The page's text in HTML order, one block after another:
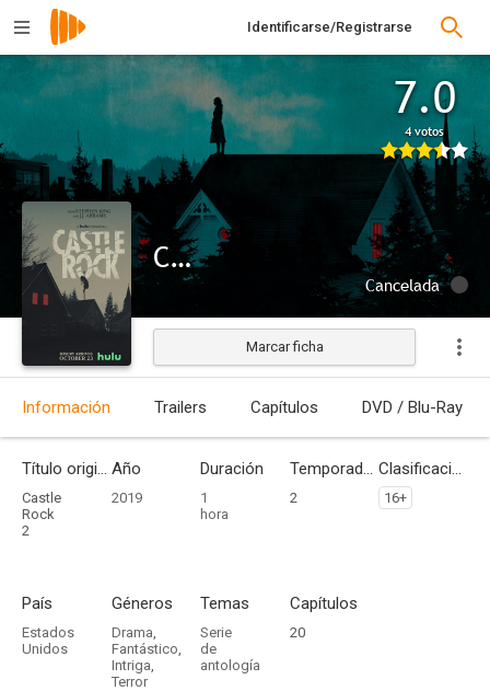
Identificarse/Registrarse
7.0
4 votos
Castle Rock 2
Cancelada
Marcar ficha
Información Trailers Capítulos DVD / Blu-Ray
Título original
Castle
Rock
2
Año
2019
Duración
1
hora
Temporadas
2
Clasificación por edades
16+
País
Estados
Unidos
Géneros
Drama,
Fantástico,
Intriga,
Terror
Temas
Serie
de
antología
Capítulos
20